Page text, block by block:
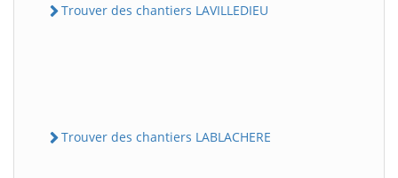
Trouver des chantiers LAVILLEDIEU
Trouver des chantiers LABLACHERE